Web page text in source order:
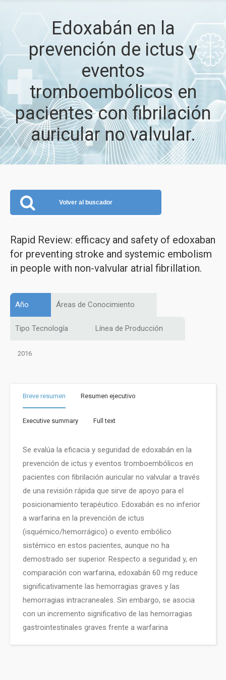
Edoxabán en la
prevención de ictus y
eventos
tromboembólicos en
pacientes con fibrilación
auricular no valvular.
Volver al buscador
Rapid Review: efficacy and safety of edoxaban
for preventing stroke and systemic embolism
in people with non-valvular atrial fibrillation.
Año Áreas de Conocimiento
Tipo Tecnología Línea de Producción
2016
Breve resumen Resumen ejecutivo
Executive summary Full text
Se evalúa la eficacia y seguridad de edoxabán en la
prevención de ictus y eventos tromboembólicos en
pacientes con fibrilación auricular no valvular a través
de una revisión rápida que sirve de apoyo para el
posicionamiento terapéutico. Edoxabán es no inferior
a warfarina en la prevención de ictus
(isquémico/hemorrágico) o evento embólico
sistémico en estos pacientes, aunque no ha
demostrado ser superior. Respecto a seguridad y, en
comparación con warfarina, edoxabán 60 mg reduce
significativamente las hemorragias graves y las
hemorragias intracraneales. Sin embargo, se asocia
con un incremento significativo de las hemorragias
gastrointestinales graves frente a warfarina